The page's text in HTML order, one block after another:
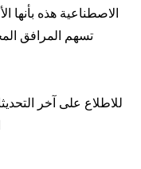
الاصطناعية هذه بأنها
تسهم المرافق
للاطلاع على آخر